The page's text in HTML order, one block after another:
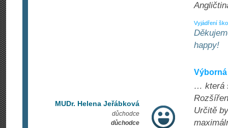
Vyjádření
happy!
MUDr. Helena Jeřábková
důchodce
důchodce
… která
Určitě